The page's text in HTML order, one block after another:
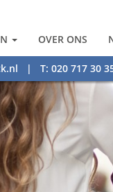
OVER ONS
| T: 020 717 30